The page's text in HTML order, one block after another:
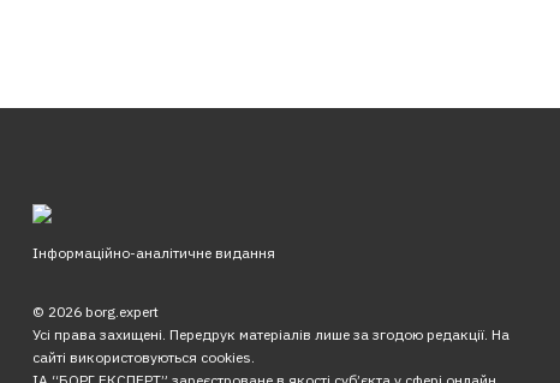
Інформаційно-аналітичне видання
© 2026 borg.expert
Усі права захищені. Передрук матеріалів лише за згодою редакції. На
сайті використовуються cookies.